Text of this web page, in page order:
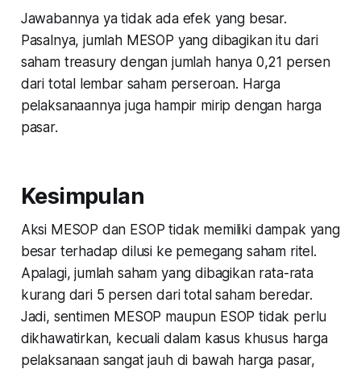
Jawabannya ya tidak ada efek yang besar.
Pasalnya, jumlah MESOP yang dibagikan itu dari
saham treasury dengan jumlah hanya 0,21 persen
dari total lembar saham perseroan. Harga
pelaksanaannya juga hampir mirip dengan harga
pasar.
Kesimpulan
Aksi MESOP dan ESOP tidak memiliki dampak yang
besar terhadap dilusi ke pemegang saham ritel.
Apalagi, jumlah saham yang dibagikan rata-rata
kurang dari 5 persen dari total saham beredar.
Jadi, sentimen MESOP maupun ESOP tidak perlu
dikhawatirkan, kecuali dalam kasus khusus harga
pelaksanaan sangat jauh di bawah harga pasar,